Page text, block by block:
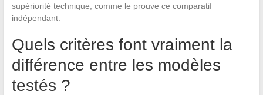
supériorité technique, comme le prouve ce comparatif
indépendant.
Quels critères font vraiment la
différence entre les modèles
testés ?